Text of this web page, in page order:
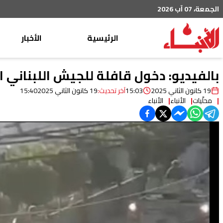
الجمعة، 07 آب 2026
الرئيسية
الأخبار
محليات
عربي دولي
خاص
رياضة
من لبنان
منوعات
بالفيديو: دخول قافلة للجيش
19 كانون الثاني 2025 15:03آخر تحديث:19 كانون الثاني 2025 15:40
محلّيات الأنباء الأنباء